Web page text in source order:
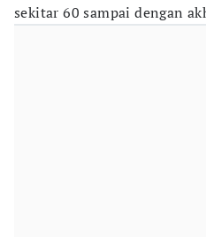
sekitar 60 sampai dengan